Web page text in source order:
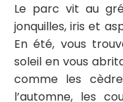
Le parc vit au
jonquilles, iris et
En été, vous
soleil en vous
comme les
l’automne, les